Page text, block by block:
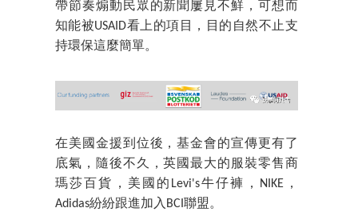
帶節奏煽動民眾的新聞屢見不鮮，可想而
知能被USAID看上的項目，目的自然不止支
持環保這麼簡單。
在美國金援到位後，基金會的宣傳更有了
底氣，隨後不久，英國最大的服裝零售商
瑪莎百貨，美國的Levi's牛仔褲，NIKE，
Adidas紛紛跟進加入BCI聯盟。